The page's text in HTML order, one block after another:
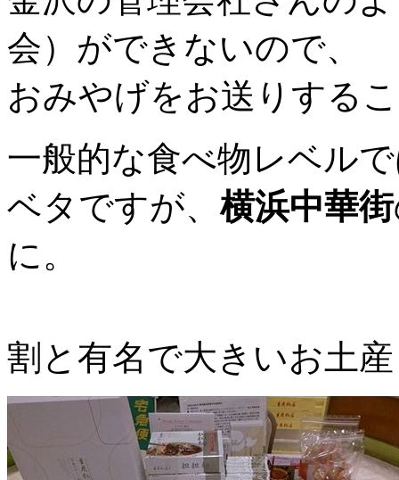
会）ができないので、
おみやげをお送りする
一般的な食べ物レベル
ベタですが、横浜中華街
に。
割と有名で大きいお土